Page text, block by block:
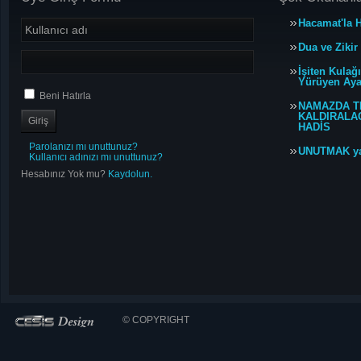
Beni Hatırla
Parolanızı mı unuttunuz?
Kullanıcı adınızı mı unuttunuz?
Hesabınız Yok mu? Kaydolun.
Hacamat'la
Dua ve
İşiten
Yürüyen
NAMAZDA
HADİS
UNUTMAK
© COPYRIGHT